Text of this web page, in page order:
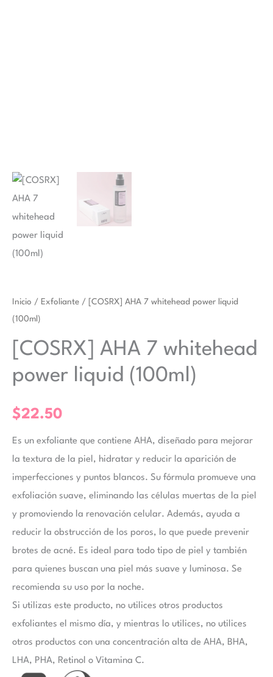
Inicio / Exfoliante / [COSRX] AHA 7 whitehead power liquid
(100ml)
[COSRX] AHA 7 whitehead
power liquid (100ml)
$22.50
Es un exfoliante que contiene AHA, diseñado para mejorar
la textura de la piel, hidratar y reducir la aparición de
imperfecciones y puntos blancos. Su fórmula promueve una
exfoliación suave, eliminando las células muertas de la piel
y promoviendo la renovación celular. Además, ayuda a
reducir la obstrucción de los poros, lo que puede prevenir
brotes de acné. Es ideal para todo tipo de piel y también
para quienes buscan una piel más suave y luminosa. Se
recomienda su uso por la noche.
Si utilizas este producto, no utilices otros productos
exfoliantes el mismo día, y mientras lo utilices, no utilices
otros productos con una concentración alta de AHA, BHA,
LHA, PHA, Retinol o Vitamina C.